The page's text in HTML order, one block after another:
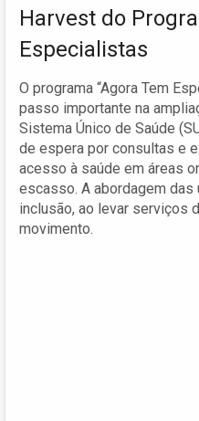
Harvest do
Especialistas
O programa “Agora Tem
passo importante na
Sistema Único de Saúde
de espera por consultas e
acesso à saúde em áreas
escasso. A abordagem
inclusão, ao levar serviços
movimento.